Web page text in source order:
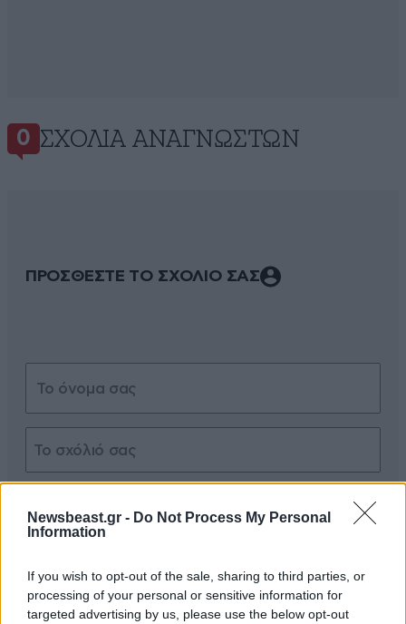
Newsbeast.gr - Do Not Process My Personal
Information
If you wish to opt-out of the sale, sharing to third parties, or
processing of your personal or sensitive information for
targeted advertising by us, please use the below opt-out
0 ΣΧΌΛΙΑ ΑΝΑΓΝΩΣΤΏΝ
ΠΡΟΣΘΕΣΤΕ ΤΟ ΣΧΟΛΙΟ ΣΑΣ
Διαβάστε και ακολουθήστε τους κανόνες σχολιασμού
ΠΡΟΣΘΗΚΗ